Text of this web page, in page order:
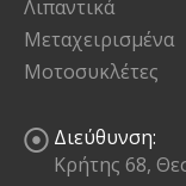
Λιπαντικά
Μεταχειρισμένα
Μοτοσυκλέτες
Διεύθυνση:
Κρήτης 68,